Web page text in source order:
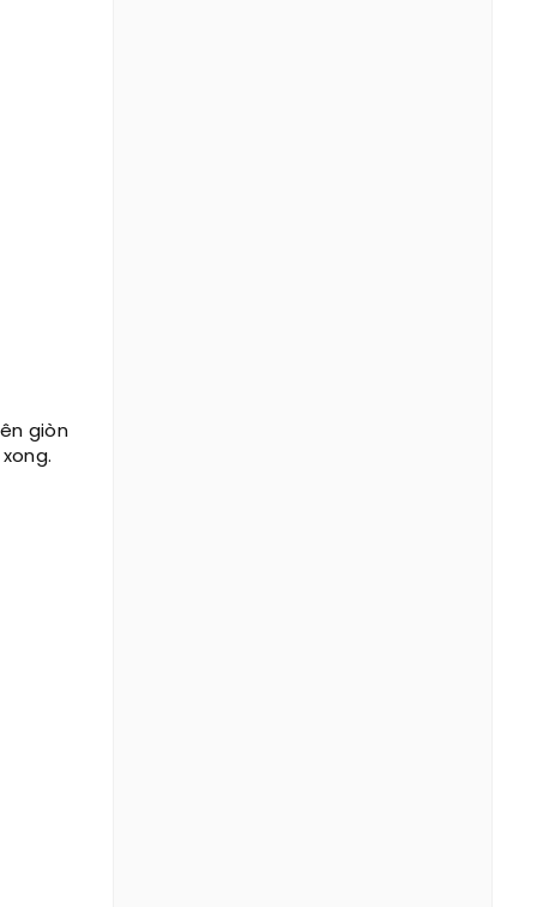
giòn